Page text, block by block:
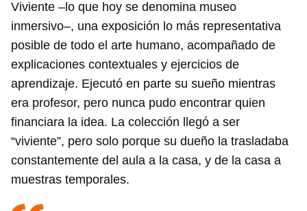
Viviente –lo que hoy se denomina museo
inmersivo–, una exposición lo más representativa
posible de todo el arte humano, acompañado de
explicaciones contextuales y ejercicios de
aprendizaje. Ejecutó en parte su sueño mientras
era profesor, pero nunca pudo encontrar quien
financiara la idea. La colección llegó a ser
“viviente”, pero solo porque su dueño la trasladaba
constantemente del aula a la casa, y de la casa a
muestras temporales.